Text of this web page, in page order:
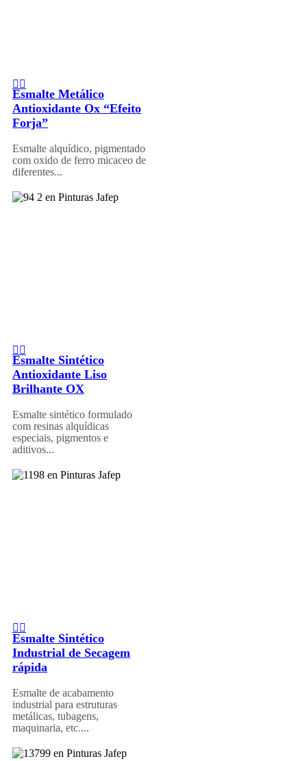
Esmalte Metálico
Antioxidante Ox “Efeito
Forja”
Esmalte alquídico, pigmentado
com oxido de ferro micaceo de
diferentes...
Esmalte Sintético
Antioxidante Liso
Brilhante OX
Esmalte sintético formulado
com resinas alquídicas
especiais, pigmentos e
aditivos...
Esmalte Sintético
Industrial de Secagem
rápida
Esmalte de acabamento
industrial para estruturas
metálicas, tubagens,
maquinaria, etc....